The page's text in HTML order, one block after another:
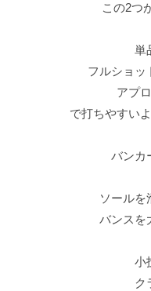
この2つ
単
フルショッ
アプ
で打ちやすい
バンカ
ソールを
バンスを
小
ク